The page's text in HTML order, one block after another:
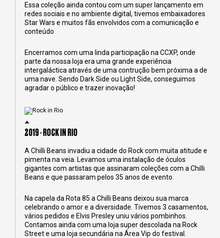
Essa coleção ainda contou com um super lançamento em
redes sociais e no ambiente digital, tivemos embaixadores
Star Wars e muitos fãs envolvidos com a comunicação e
conteúdo
Encerramos com uma linda participação na CCXP, onde
parte da nossa loja era uma grande experiência
intergaláctica através de uma contrução bem próxima a de
uma nave. Sendo Dark Side ou Light Side, conseguimos
agradar o público e trazer inovação!
2019 - ROCK IN RIO
A Chilli Beans invadiu a cidade do Rock com muita atitude e
pimenta na veia. Levamos uma instalação de óculos
gigantes com artistas que assinaram coleções com a Chilli
Beans e que passaram pelos 35 anos de evento.
Na capela da Rota 85 a Chilli Beans deixou sua marca
celebrando o amor e a diversidade. Tivemos 3 casamentos,
vários pedidos e Elvis Presley uniu vários pombinhos.
Contamos ainda com uma loja super descolada na Rock
Street e uma loja secundária na Área Vip do festival.